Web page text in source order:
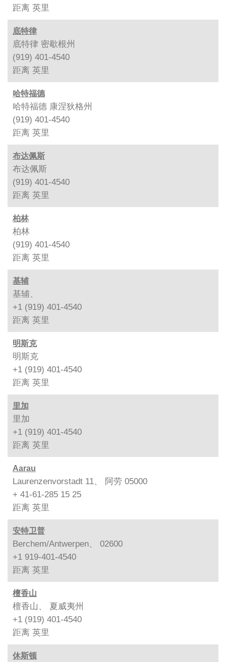
距离 英里
底特律
底特律 密歇根州
(919) 401-4540
距离 英里
哈特福德
哈特福德 康涅狄格州
(919) 401-4540
距离 英里
布达佩斯
布达佩斯
(919) 401-4540
距离 英里
柏林
柏林
(919) 401-4540
距离 英里
基辅
基辅、
+1 (919) 401-4540
距离 英里
明斯克
明斯克
+1 (919) 401-4540
距离 英里
里加
里加
+1 (919) 401-4540
距离 英里
Aarau
Laurenzenvorstadt 11、 阿劳 05000
+ 41-61-285 15 25
距离 英里
安特卫普
Berchem/Antwerpen、 02600
+1 919-401-4540
距离 英里
檀香山
檀香山、 夏威夷州
+1 (919) 401-4540
距离 英里
休斯顿